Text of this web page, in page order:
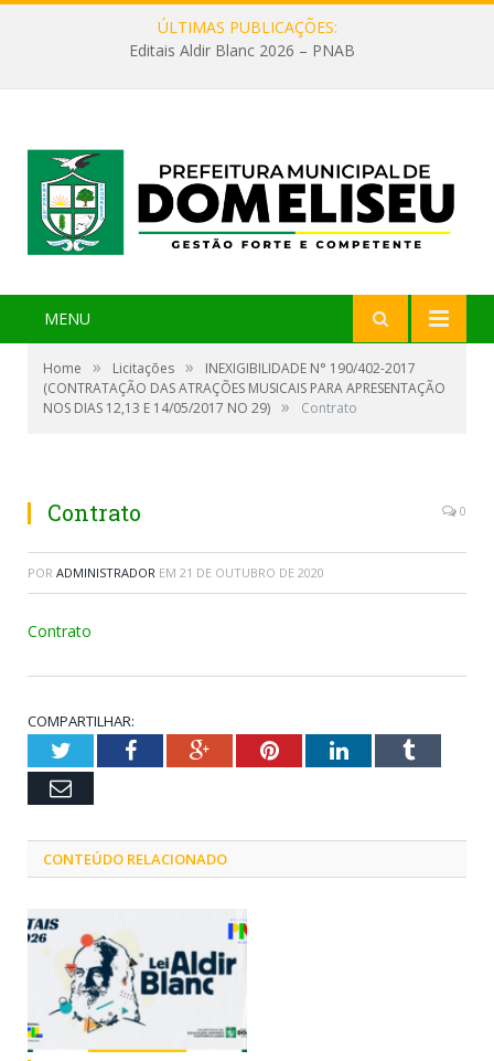
ÚLTIMAS PUBLICAÇÕES:
Editais Aldir Blanc 2026 – PNAB
MENU
Home » Licitações »
INEXIGIBILIDADE N° 190/402-2017
(CONTRATAÇÃO DAS ATRAÇÕES MUSICAIS PARA APRESENTAÇÃO
NOS DIAS 12,13 E 14/05/2017 NO 29) » Contrato
Contrato 0
POR ADMINISTRADOR EM 21 DE OUTUBRO DE 2020
Contrato
COMPARTILHAR:
TwitterFacebookGoogle+PinterestLinkedInTumblr
Email
CONTEÚDO RELACIONADO